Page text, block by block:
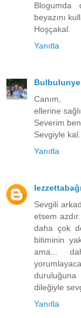
Blogumda
beyazını
Hoşçakal.
Yanıtla
Canım,
ellerine
Severim
Sevgiyle kal.
Yanıtla
lezzettabağı
Sevgili
etsem
daha çok
bitiminin
ama...
dileğiyle
Yanıtla